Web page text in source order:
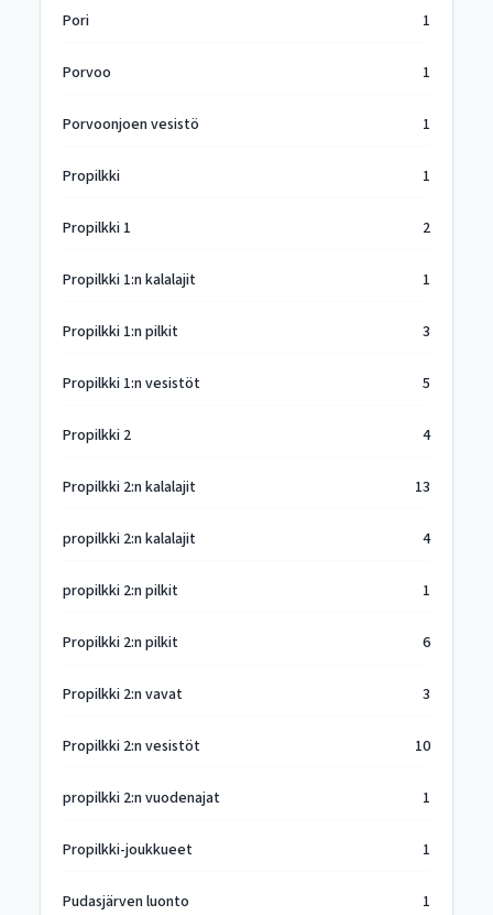
Pori 1
Porvoo 1
Porvoonjoen vesistö 1
Propilkki 1
Propilkki 1 2
Propilkki 1:n kalalajit 1
Propilkki 1:n pilkit 3
Propilkki 1:n vesistöt 5
Propilkki 2 4
Propilkki 2:n kalalajit 13
propilkki 2:n kalalajit 4
propilkki 2:n pilkit 1
Propilkki 2:n pilkit 6
Propilkki 2:n vavat 3
Propilkki 2:n vesistöt 10
propilkki 2:n vuodenajat 1
Propilkki-joukkueet 1
Pudasjärven luonto 1